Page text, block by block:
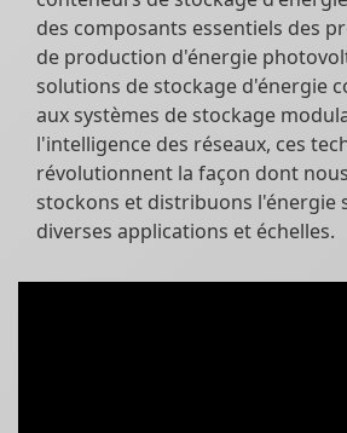
des composants essentiels des
de production d'énergie
solutions de stockage d'énergie
aux systèmes de stockage
l'intelligence des réseaux, ces
révolutionnent la façon dont
stockons et distribuons l'énergie
diverses applications et échelles.